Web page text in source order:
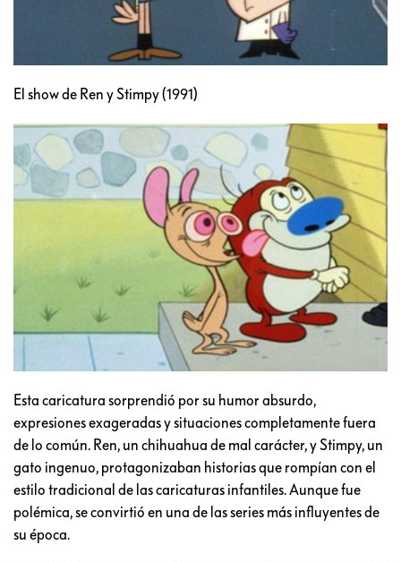
El show de Ren y Stimpy (1991)
Esta caricatura sorprendió por su humor absurdo,
expresiones exageradas y situaciones completamente fuera
de lo común. Ren, un chihuahua de mal carácter, y Stimpy, un
gato ingenuo, protagonizaban historias que rompían con el
estilo tradicional de las caricaturas infantiles. Aunque fue
polémica, se convirtió en una de las series más influyentes de
su época.